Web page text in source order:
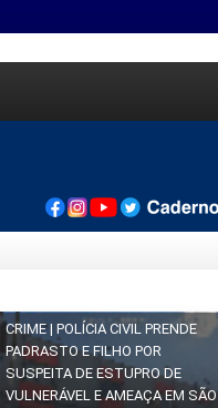
CRIME | POLÍCIA CIVIL PRENDE
PADRASTO E FILHO POR
SUSPEITA DE ESTUPRO DE
VULNERÁVEL E AMEAÇA EM SÃO